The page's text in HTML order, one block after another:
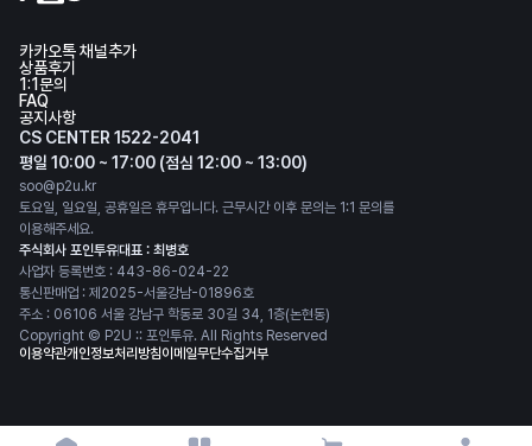
카카오톡 채널추가
상품후기
1:1문의
FAQ
공지사항
CS CENTER 1522-2041
평일 10:00 ~ 17:00 (점심 12:00 ~ 13:00)
soo@p2u.kr
토요일, 일요일, 공휴일은 휴무입니다. 근무시간 이후 문의는 1:1 문의를
이용해주세요.
주식회사 포인투유대표 : 최병호
사업자 등록번호 : 443-86-024-22
통신판매업 : 제2025-서울강남-01896호
주소 : 06106 서울 강남구 학동로 30길 34, 1층(논현동)
Copyright © P2U :: 포인투유. All Rights Reserved
이용약관개인정보처리방침이메일무단수집거부